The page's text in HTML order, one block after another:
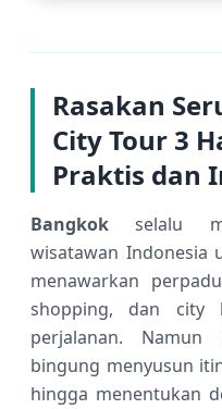
Rasakan
City Tour 3
Praktis dan
Bangkok selalu
wisatawan Indonesia
menawarkan
shopping, dan city
perjalanan. Namun
bingung menyusun
hingga menentukan